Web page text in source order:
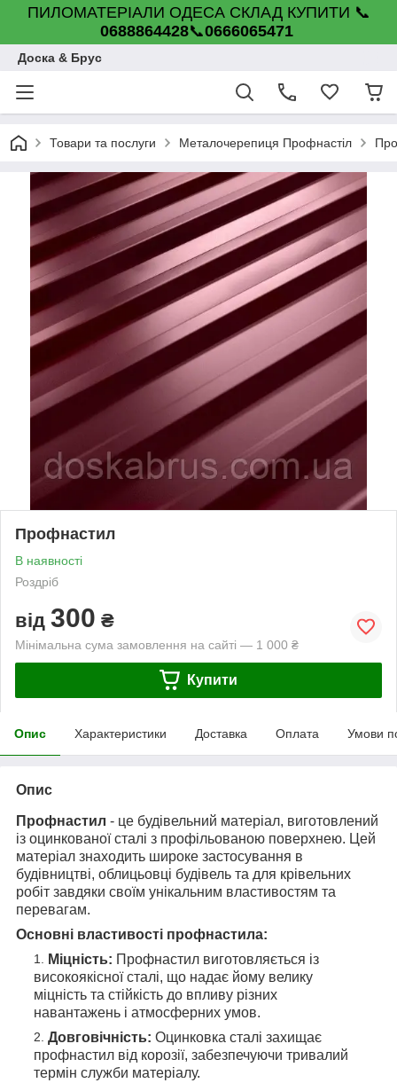
ПИЛОМАТЕРІАЛИ ОДЕСА СКЛАД КУПИТИ 📞
0688864428📞0666065471
Доска & Брус
Товари та послуги Металочерепиця Профнастіл
Профнастил
В наявності
Роздріб
від 300 ₴
Мінімальна сума замовлення на сайті — 1 000 ₴
Купити
Опис Характеристики Доставка Оплата Умови
Опис
Профнастил - це будівельний матеріал, виготовлений
із оцинкованої сталі з профільованою поверхнею. Цей
матеріал знаходить широке застосування в
будівництві, облицьовці будівель та для крівельних
робіт завдяки своїм унікальним властивостям та
перевагам.
Основні властивості профнастила:
Міцність: Профнастил виготовляється із
високоякісної сталі, що надає йому велику
міцність та стійкість до впливу різних
навантажень і атмосферних умов.
Довговічність: Оцинковка сталі захищає
профнастил від корозії, забезпечуючи тривалий
термін служби матеріалу.